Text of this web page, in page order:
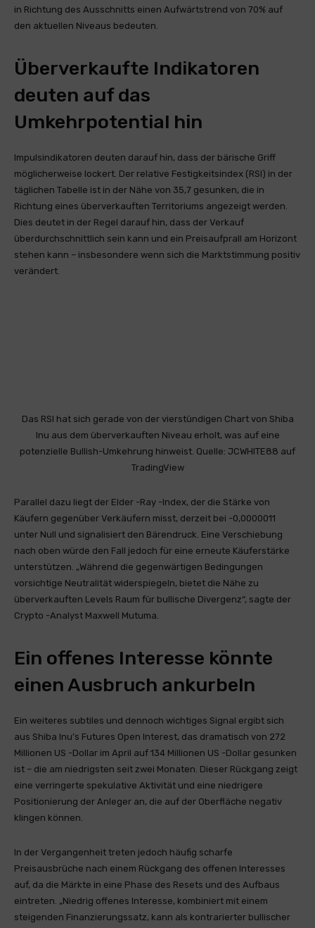
in Richtung des Ausschnitts einen Aufwärtstrend von 70% auf
den aktuellen Niveaus bedeuten.
Überverkaufte Indikatoren
deuten auf das
Umkehrpotential hin
Impulsindikatoren deuten darauf hin, dass der bärische Griff
möglicherweise lockert. Der relative Festigkeitsindex (RSI) in der
täglichen Tabelle ist in der Nähe von 35,7 gesunken, die in
Richtung eines überverkauften Territoriums angezeigt werden.
Dies deutet in der Regel darauf hin, dass der Verkauf
überdurchschnittlich sein kann und ein Preisaufprall am Horizont
stehen kann – insbesondere wenn sich die Marktstimmung positiv
verändert.
Das RSI hat sich gerade von der vierstündigen Chart von Shiba
Inu aus dem überverkauften Niveau erholt, was auf eine
potenzielle Bullish-Umkehrung hinweist. Quelle: JCWHITE88 auf
TradingView
Parallel dazu liegt der Elder -Ray -Index, der die Stärke von
Käufern gegenüber Verkäufern misst, derzeit bei -0,0000011
unter Null und signalisiert den Bärendruck. Eine Verschiebung
nach oben würde den Fall jedoch für eine erneute Käuferstärke
unterstützen. „Während die gegenwärtigen Bedingungen
vorsichtige Neutralität widerspiegeln, bietet die Nähe zu
überverkauften Levels Raum für bullische Divergenz“, sagte der
Crypto -Analyst Maxwell Mutuma.
Ein offenes Interesse könnte
einen Ausbruch ankurbeln
Ein weiteres subtiles und dennoch wichtiges Signal ergibt sich
aus Shiba Inu’s Futures Open Interest, das dramatisch von 272
Millionen US -Dollar im April auf 134 Millionen US -Dollar gesunken
ist – die am niedrigsten seit zwei Monaten. Dieser Rückgang zeigt
eine verringerte spekulative Aktivität und eine niedrigere
Positionierung der Anleger an, die auf der Oberfläche negativ
klingen können.
In der Vergangenheit treten jedoch häufig scharfe
Preisausbrüche nach einem Rückgang des offenen Interesses
auf, da die Märkte in eine Phase des Resets und des Aufbaus
eintreten. „Niedrig offenes Interesse, kombiniert mit einem
steigenden Finanzierungssatz, kann als kontrarierter bullischer